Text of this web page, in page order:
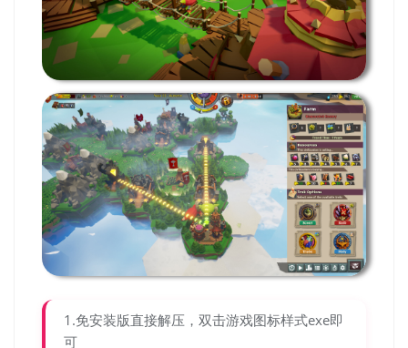
1.免安装版直接解压，双击游戏图标样式exe即
可